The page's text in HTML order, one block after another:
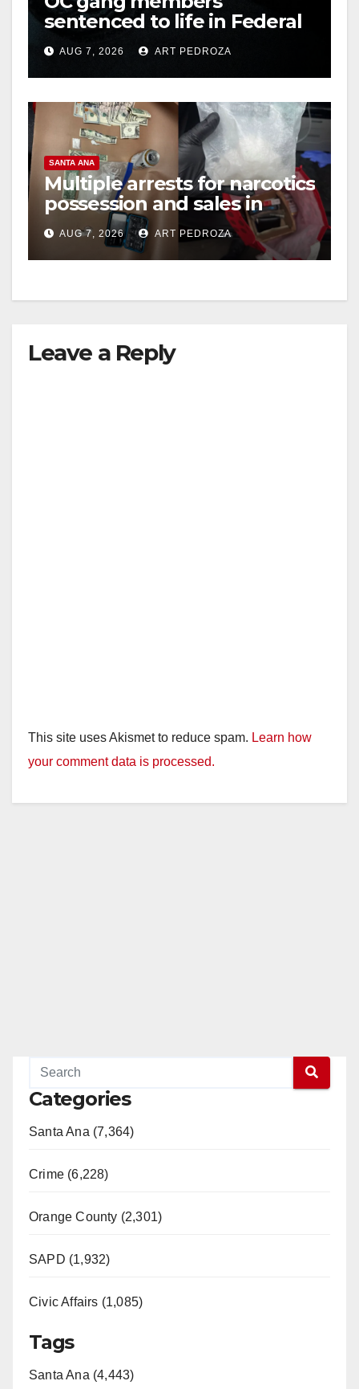
sentenced to life in Federal
prison over Mexican Mafia
hitAUG 7, 2026 ART PEDROZA
SANTA ANA
Multiple arrests for narcotics
possession and sales in
coastal OC
AUG 7, 2026 ART PEDROZA
Leave a Reply
This site uses Akismet to reduce spam. Learn how
your comment data is processed.
Categories
Santa Ana (7,364)
Crime (6,228)
Orange County (2,301)
SAPD (1,932)
Civic Affairs (1,085)
Tags
Santa Ana (4,443)